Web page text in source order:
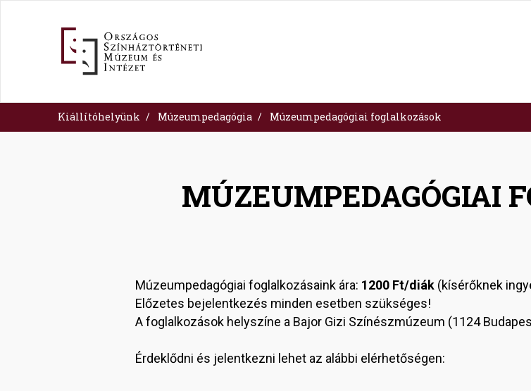
Kiállítóhelyünk Múzeumpedagógia Múzeumpedagógiai foglalkozások
MÚZEUMPEDAGÓGIAI
Múzeumpedagógiai foglalkozásaink ára: 1200 Ft/diák (kísérőknek
Előzetes bejelentkezés minden esetben szükséges!
A foglalkozások helyszíne a Bajor Gizi Színészmúzeum (1124
Érdeklődni és jelentkezni lehet az alábbi elérhetőségen: